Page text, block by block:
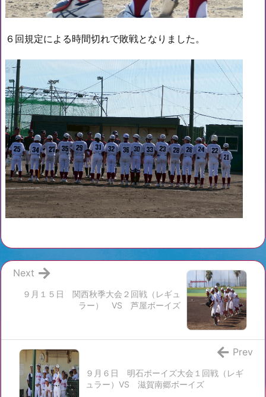
６回規定による時間切れで敗戦となりました。
９月１５日 関西秋季大会２回戦（レギュ
ラー） VS 芦屋ボーイズ
Next
９月６日 明石ボーイズ大会１回戦（レギ
ュラー）VS 滋賀南郷ボーイズ
Prev